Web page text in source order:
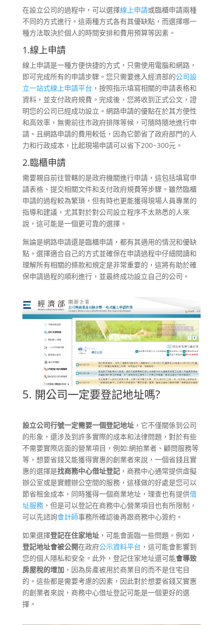
在設立公司的過程中，可以選擇線上申請或臨櫃申請兩種
不同的方式進行。這兩種方式各有其優缺點，而選擇哪一
種方法取決於個人的時間安排和費用預算等因素。
1.線上申請
線上申請是一種方便快捷的方式，只需使用電腦和網路，
即可完成所有的申請步驟。您只需要進入經濟部的公司設
立一站式線 上申請平台 ，按照指示填寫相關的申請表格和
資料，並支付政府規費。完成後，您將收到正式公文，證
明您的公司已經成功設立。網路申請的優點在於其方便性
和高效率，無需前往市政府排隊等候，可隨時隨地進行申
請。且網路申請的費用較低，因為它節省了政府部門的人
力和行政成本，比起現場申請可以省下200~300元。
2.臨櫃申請
需要親自前往管轄的是政府機關進行申請，這包括填寫申
請表格、提交相關文件和支付政府規費等步驟。雖然臨櫃
申請的過程較為繁瑣，但有時也更能獲得現場人員專業的
指導和建議，尤其對於對公司設立程序不太熟悉的人來
說，這可能是一個更可靠的選擇。
無論是網路申請還是臨櫃申請，都有其適用的情況和優缺
點。選擇適合自己的方式並確保在申請過程中仔細閱讀和
理解所有相關的條款和規定是非常重要的，這將有助於確
保申請過程的順利進行，並最終成功設立自己的公司。
5. 開公司一定要登記地址嗎?
設立公司行號一定需要一個登記地址，它不僅關係到公司
的形象，還涉及到許多實際的成本和法律問題，對於有些
不需要實際店面的營業項目，例如:網拍業者、顧問服務等
等，想要省錢又能獲得實惠的創業者來說，一個省錢且實
惠的選擇是找商務中心借址登記，商務中心通常提供虛擬
辦公室或是實體辦公空間的服務，這樣做的好處是您可以
節省租金成本，同時獲得一個商業地址，理查也有提供借
址服務，但是可以登記在商務中心營業項目也有所限制，
可以先諮詢會計師事務所確認後再跟商務中心簽約。
如果選擇登記在住家地址，可能會面臨一些問題。例如，
登記地址會被公開在政府公示資料平台 ，這可能會影響到
您的個人隱私和安全。此外，登記住家地址還可能會導致
房屋稅的增加，因為房產被用於商業目的而不是住宅目
的。這些都是需要考慮的因素，因此對於想要省錢又實惠
的創業者來說，商務中心借址登記可能是一個更好的選
擇。